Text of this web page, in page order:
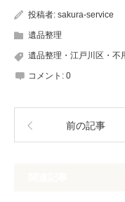
投稿者: sakura-service
遺品整理
遺品整理・江戸川区・不
コメント: 0
前の記事